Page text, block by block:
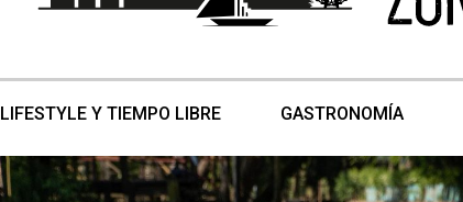
LIFESTYLE Y TIEMPO LIBRE GASTRONOMÍA